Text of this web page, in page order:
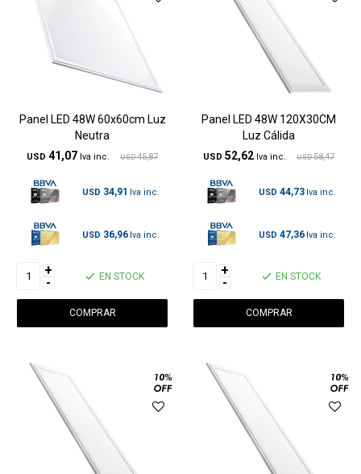
Panel LED 48W 60x60cm Luz
Neutra
USD 41,07 USD 45,87
USD 34,91
USD 36,96
+
- EN STOCK
Panel LED 48W 120X30CM
Luz Cálida
USD 52,62 USD 58,47
USD 44,73
USD 47,36
+
- EN STOCK